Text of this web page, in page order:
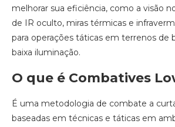
melhorar sua eficiência, como a visão
de IR oculto, miras térmicas e
para operações táticas em terrenos de
baixa iluminação.
O que é Combatives
É uma metodologia de combate a
baseadas em técnicas e táticas em